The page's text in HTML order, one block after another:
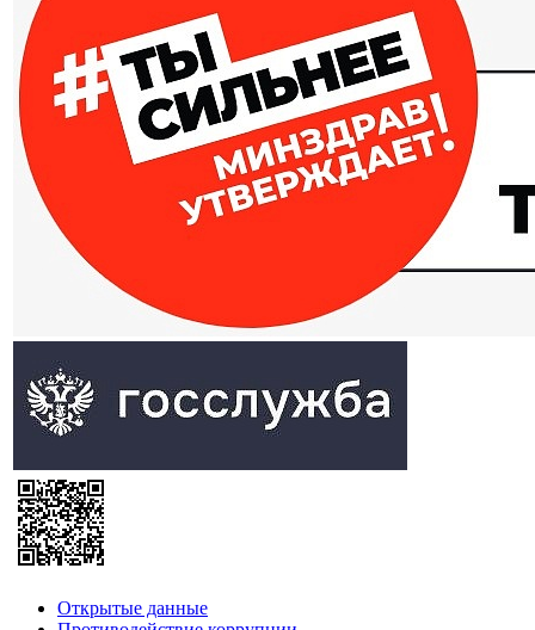
Открытые данные